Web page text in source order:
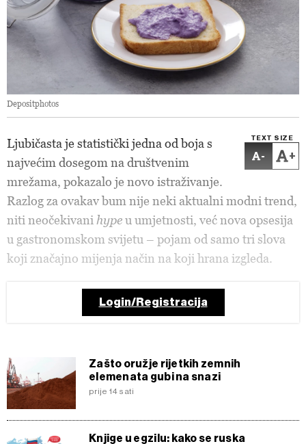
Depositphotos
TEXT SIZE
- +
Ljubičasta je statistički jedna od boja s
najvećim dosegom na društvenim
mrežama, pokazalo je novo istraživanje.
Razlog za ovakav bum nije neki aktualni modni trend,
niti neočekivani hypeu umjetnosti, već nova opsesija
u gastronomskom svijetu – pojam od samo tri slova
koji značajno mijenja način na koji hrana izgleda.
Login/Registracija
Zašto oružje rijetkih zemnih
elemenata gubi na snazi
prije 14 sati
Knjige u egzilu: kako se ruska